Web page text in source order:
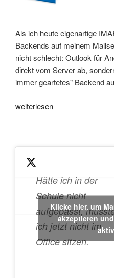
Als ich heute eigenartige
Backends auf meinem
nicht schlecht: Outlook für
direkt vom Server ab,
immer geartetes" Backend
„Outlook
meinen
weiterlesen
Hätte ich in der
Schule nicht
aufgepasst,
ich jetzt nicht im
Office sitzen.
Klicke hier, um
akzeptieren